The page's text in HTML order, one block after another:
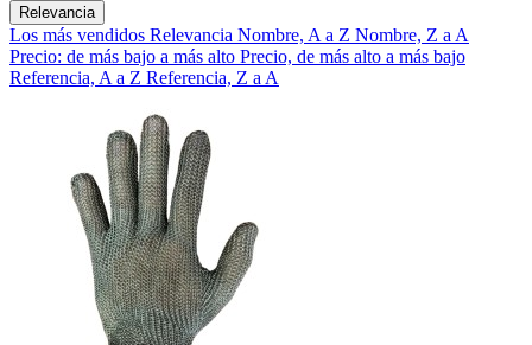
Relevancia
Los más vendidos Relevancia Nombre, A a Z Nombre, Z a A
Precio: de más bajo a más alto Precio, de más alto a más bajo
Referencia, A a Z Referencia, Z a A